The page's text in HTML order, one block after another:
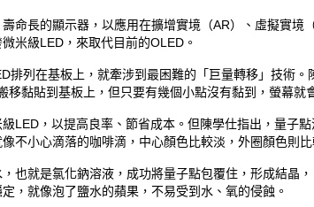
命長的顯示器，以應用在擴增實境（AR）、虛擬實境
米級LED，來取代目前的OLED。
排列在基板上，就牽涉到最困難的「巨量轉移」技術
黏貼到基板上，但只要有幾個小點沒有黏到，螢幕就
LED，以提高良率、節省成本。但陳學仕指出，量子
不小心滴落的咖啡滴，中心顏色比較淡，外圈顏色則比
也就是氯化鈉溶液，成功將量子點包覆住，形成結晶
，就像泡了鹽水的蘋果，不易受到水、氧的侵蝕。